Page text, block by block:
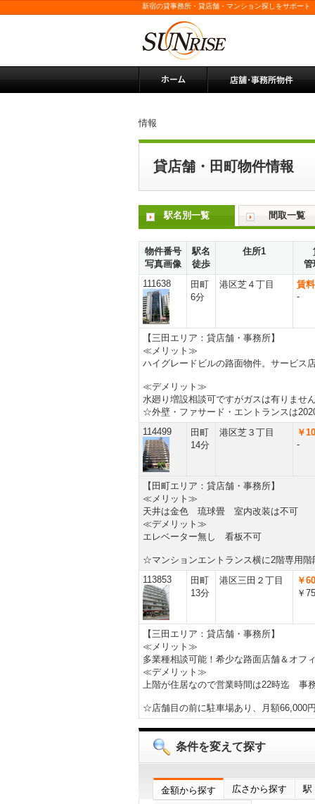
新宿の貸事務所・貸店舗・マンション探しをサポー
情報
貸店舗・田町物件情報
駅名別一覧 間取一覧
物件番号
写真画像
駅名
徒歩
住所1
管
111638
田町
6分
港区芝４丁目
賃
-
【三田エリア：貸店舗・事務所】
≪メリット≫
ハイグレードビルの路面物件。サービス
≪デメリット≫
水廻り増設相談可ですがガスは有りませ
☆外壁・ファサード・エントランスは
114499
田町
14分
港区芝３丁目
￥
-
【田町エリア：貸店舗・事務所】
≪メリット≫
天井は金色 琉球畳 室内改装は不可
≪デメリット≫
エレベーター無し 看板不可
☆マンションエントランス横に2階専用階
113853
田町
13分
港区三田２丁目
￥
￥
【三田エリア：貸店舗・事務所】
≪メリット≫
多業種相談可能！希少な路面店舗＆オフ
≪デメリット≫
上階が住居なので営業時間は22時迄
☆店舗目の前に駐車場あり、月額66,000
条件を変えて探す
金額から探す 広さから探す 駅